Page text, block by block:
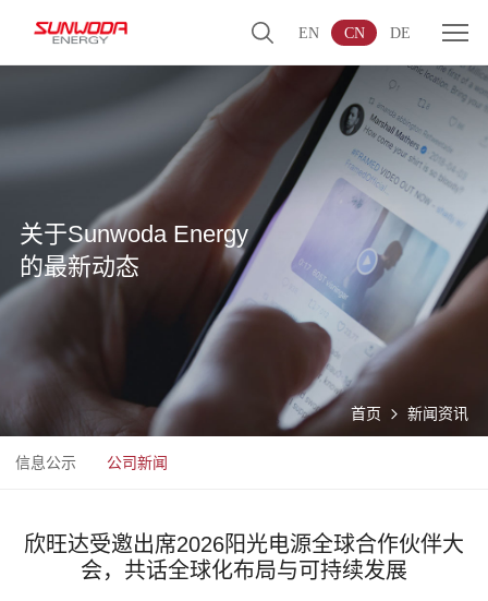
EN CN DE
关于Sunwoda Energy
的最新动态
首页 新闻资讯
信息公示 公司新闻
欣旺达受邀出席2026阳光电源全球合作伙伴大
会，共话全球化布局与可持续发展